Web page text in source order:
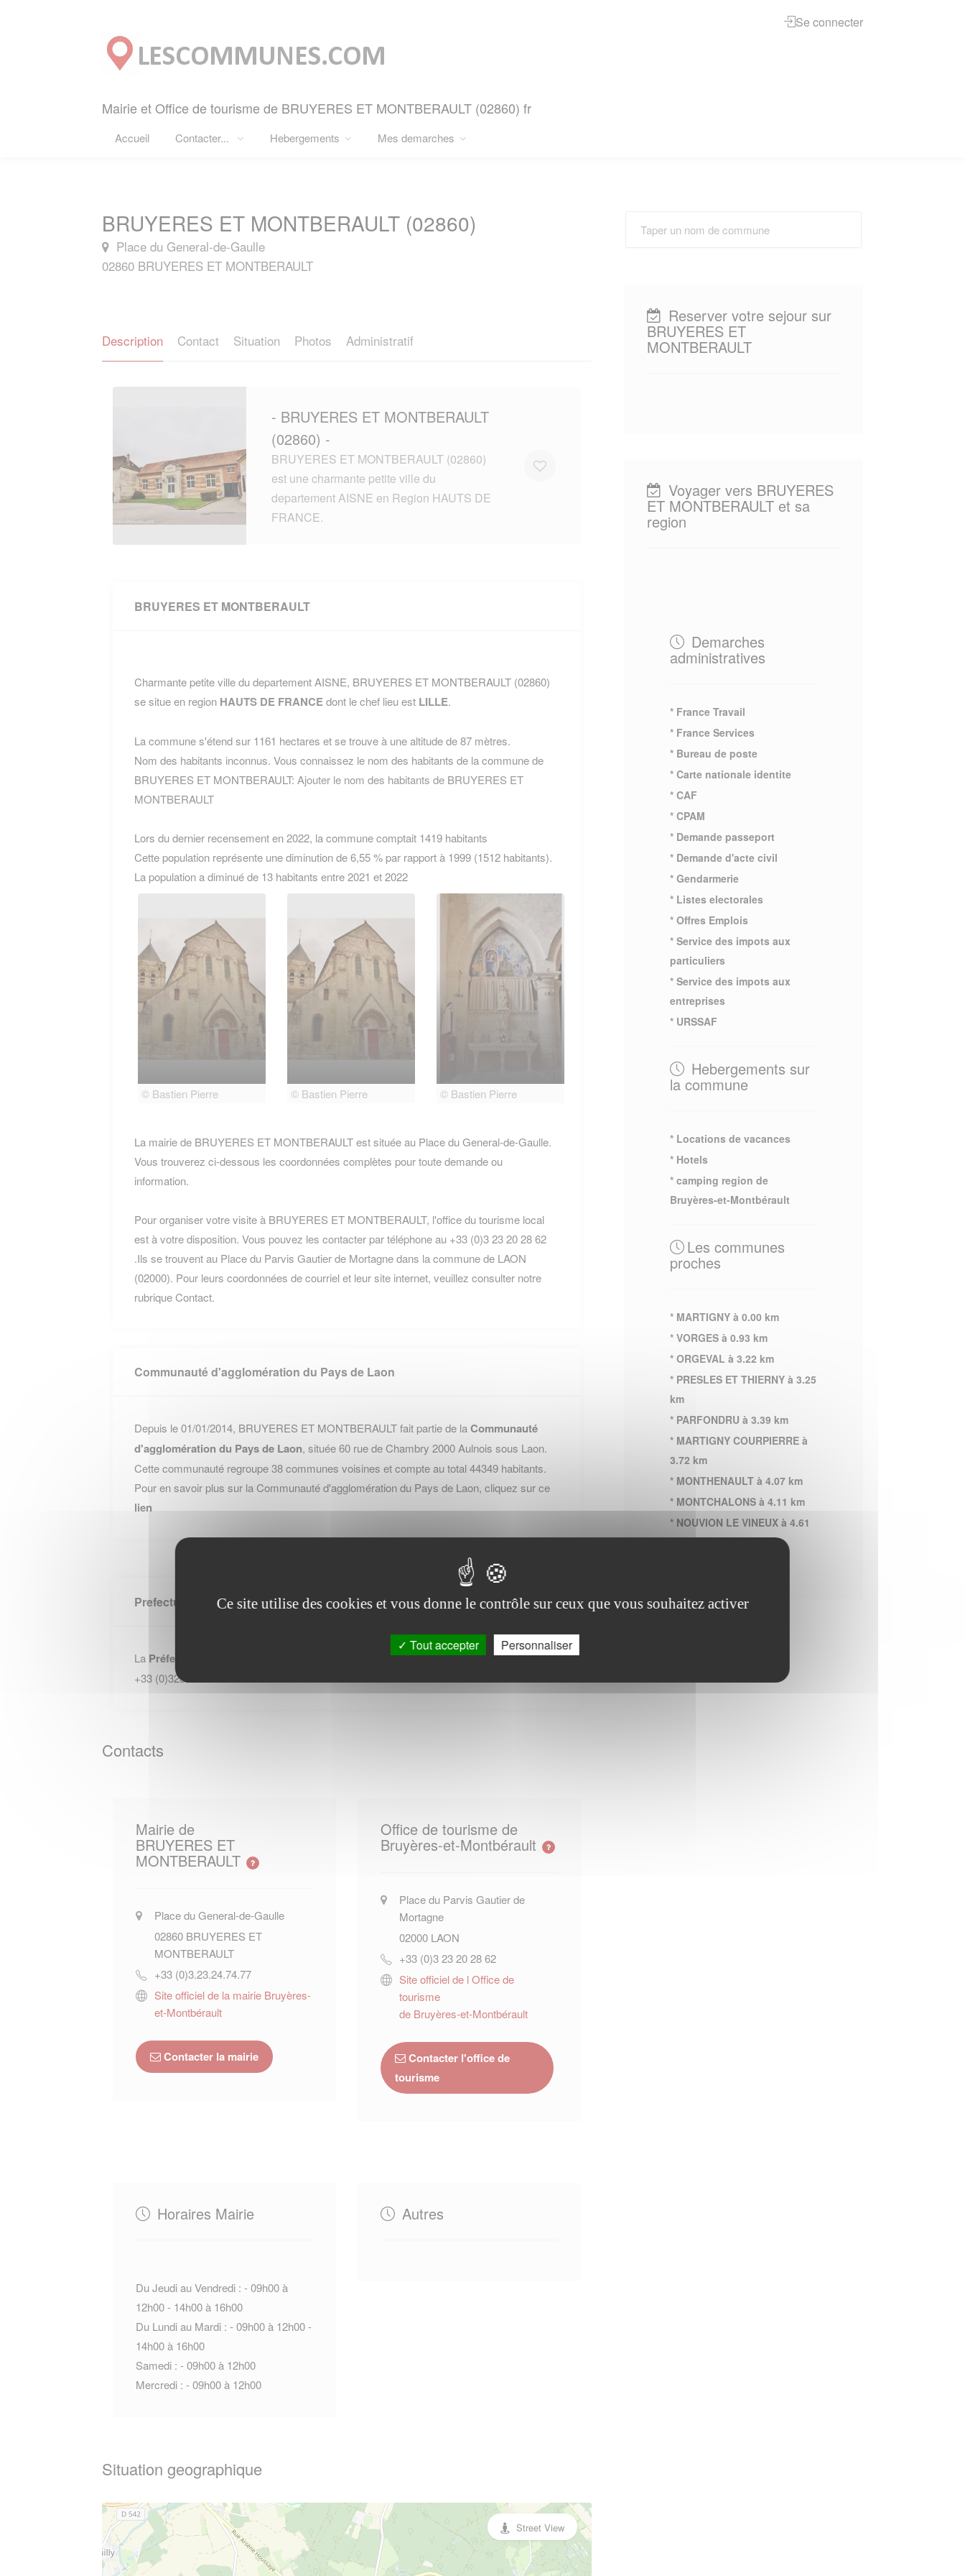
Mairie et Office de tourisme de BRUYERES ET MONTBERAULT (02860) fr
Accueil Contacter... Hebergements Mes demarches
Se connecter
BRUYERES ET MONTBERAULT (02860)
Place du General-de-Gaulle
02860 BRUYERES ET MONTBERAULT
Description Contact Situation Photos Administratif
- BRUYERES ET MONTBERAULT
(02860) -
BRUYERES ET MONTBERAULT (02860)
est une charmante petite ville du
departement AISNE en Region HAUTS DE
FRANCE.
BRUYERES ET MONTBERAULT
Charmante petite ville du departement AISNE, BRUYERES ET MONTBERAULT (02860)
se situe en region HAUTS DE FRANCEdont le chef lieu est LILLE.
La commune s'étend sur 1161 hectares et se trouve à une altitude de 87 mètres.
Nom des habitants inconnus. Vous connaissez le nom des habitants de la commune de
BRUYERES ET MONTBERAULT: Ajouter le nom des habitants de BRUYERES ET
MONTBERAULT
Lors du dernier recensement en 2022, la commune comptait 1419 habitants
Cette population représente une diminution de 6,55 % par rapport à 1999 (1512 habitants).
La population a diminué de 13 habitants entre 2021 et 2022
© Bastien Pierre © Bastien Pierre © Bastien Pierre
La mairie de BRUYERES ET MONTBERAULT est située au Place du General-de-Gaulle.
Vous trouverez ci-dessous les coordonnées complètes pour toute demande ou
information.
Pour organiser votre visite à BRUYERES ET MONTBERAULT, l'office du tourisme local
est à votre disposition. Vous pouvez les contacter par téléphone au +33 (0)3 23 20 28 62
.Ils se trouvent au Place du Parvis Gautier de Mortagne dans la commune de LAON
(02000). Pour leurs coordonnées de courriel et leur site internet, veuillez consulter notre
rubrique Contact.
Communauté d'agglomération du Pays de Laon
Depuis le 01/01/2014, BRUYERES ET MONTBERAULT fait partie de laCommunauté
d'agglomération du Pays de Laon, située 60 rue de Chambry 2000 Aulnois sous Laon.
Cette communauté regroupe 38 communes voisines et compte au total 44349 habitants.
Pour en savoir plus sur la Communauté d'agglomération du Pays de Laon, cliquez sur ce
lien
Prefecture AISNE
La Préfecture - Aisne
se situe 2 rue Paul-Doumer 02000 Laon, vous pouvez les joindre au
+33 (0)323218282.
Contacts
Mairie de
BRUYERES ET
MONTBERAULT
Place du General-de-Gaulle
02860 BRUYERES ET
MONTBERAULT
+33 (0)3.23.24.74.77
Site officiel de la mairie Bruyères-
et-Montbérault
Contacter la mairie
Office de tourisme de
Bruyères-et-Montbérault
Place du Parvis Gautier de
Mortagne
02000 LAON
+33 (0)3 23 20 28 62
Site officiel de l Office de
tourisme
de Bruyères-et-Montbérault
Contacter l'office de
tourisme
Horaires Mairie
Du Jeudi au Vendredi : - 09h00 à
12h00 - 14h00 à 16h00
Du Lundi au Mardi : - 09h00 à 12h00 -
14h00 à 16h00
Samedi : - 09h00 à 12h00
Mercredi : - 09h00 à 12h00
Autres
Situation geographique
Street View
Reserver votre sejour sur
BRUYERES ET
MONTBERAULT
Voyager vers BRUYERES
ET MONTBERAULT et sa
region
Demarches
administratives
* France Travail
* France Services
* Bureau de poste
* Carte nationale identite
* CAF
* CPAM
* Demande passeport
* Demande d'acte civil
* Gendarmerie
* Listes electorales
* Offres Emplois
* Service des impots aux
particuliers
* Service des impots aux
entreprises
* URSSAF
Hebergements sur
la commune
* Locations de vacances
* Hotels
* camping region de
Bruyères-et-Montbérault
Les communes
proches
* MARTIGNY à 0.00 km
* VORGES à 0.93 km
* ORGEVAL à 3.22 km
* PRESLES ET THIERNY à 3.25
km
* PARFONDRU à 3.39 km
* MARTIGNY COURPIERRE à
3.72 km
* MONTHENAULT à 4.07 km
* MONTCHALONS à 4.11 km
* NOUVION LE VINEUX à 4.61
km
Ce site utilise des cookies et vous donne le contrôle sur ceux que vous souhaitez activer
Tout accepter Personnaliser